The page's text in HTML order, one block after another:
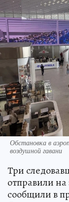
Обстановка в
воздушной гавани
Три
отправили
сообщили в